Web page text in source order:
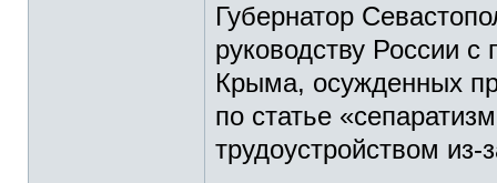
Губернатор
руководству России
Крыма, осужденных
по статье
трудоустройством из-